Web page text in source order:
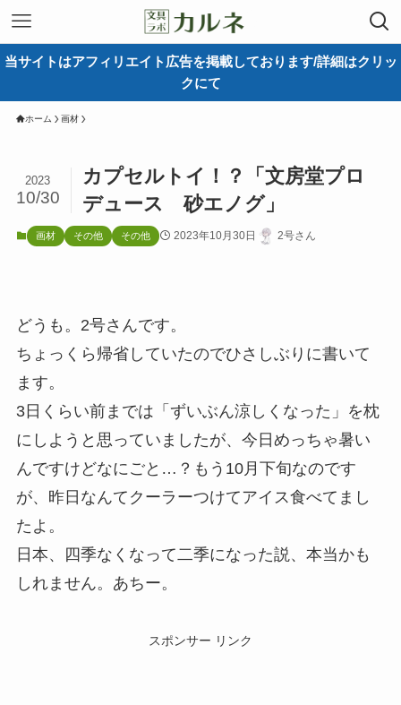
当サイトはアフィリエイト広告を掲載しております/詳細はクリッ
クにて
ホーム 画材
カプセルトイ！？「文房堂プロ
デュース 砂エノグ」
2023
10/30
画材 その他 その他 2023年10月30日 2号さん
どうも。2号さんです。
ちょっくら帰省していたのでひさしぶりに書いて
ます。
3日くらい前までは「ずいぶん涼しくなった」を枕
にしようと思っていましたが、今日めっちゃ暑い
んですけどなにごと…？もう10月下旬なのです
が、昨日なんてクーラーつけてアイス食べてまし
たよ。
日本、四季なくなって二季になった説、本当かも
しれません。あちー。
スポンサー リンク